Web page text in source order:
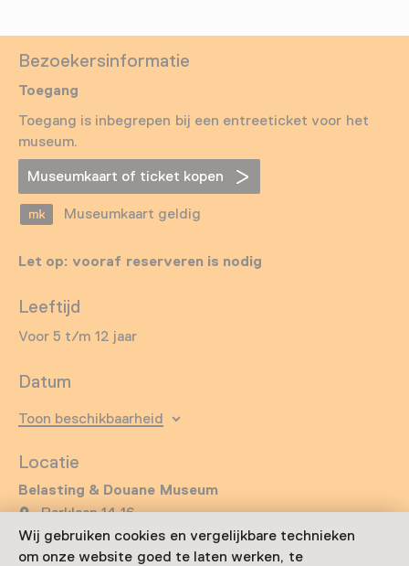
Wij gebruiken cookies en vergelijkbare technieken
om onze website goed te laten werken, te
Bezoekersinformatie
Toegang
Toegang is inbegrepen bij een entreeticket voor het
museum.
Museumkaart of ticket kopen
Museumkaart geldig
Let op: vooraf reserveren is nodig
Leeftijd
Voor 5 t/m 12 jaar
Datum
Toon beschikbaarheid
Locatie
Belasting & Douane Museum
Parklaan 14-16
3016 BB Rotterdam
Route plannenOpent in een nieuw tabblad